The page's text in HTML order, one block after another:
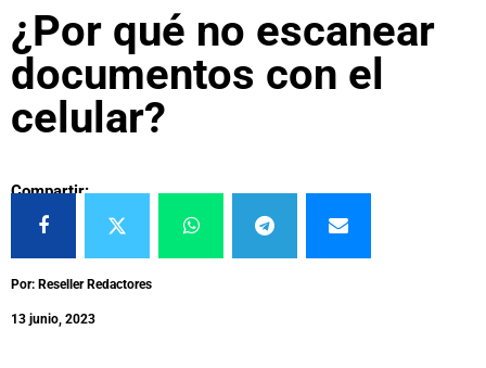
¿Por qué no escanear
documentos con el
celular?
Compartir:
Por: Reseller Redactores
13 junio, 2023